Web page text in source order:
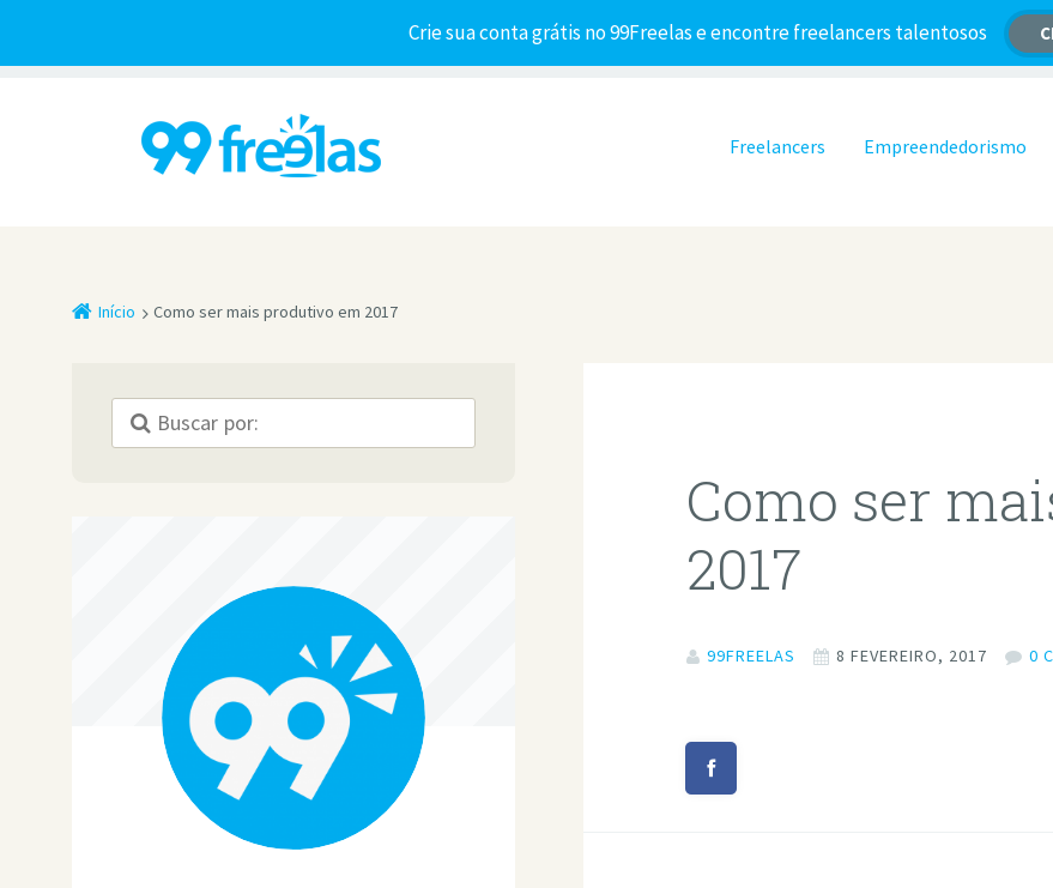
Crie sua conta grátis no 99Freelas e encontre freelancers talentosos
Pular para o conteúdo
Freelancers Empreendedorismo
Início Como ser mais produtivo em 2017
Como ser
2017
99FREELAS 8 FEVEREIRO, 2017 0